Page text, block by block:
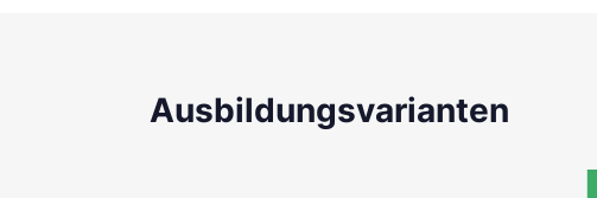
Ausbildungsvarianten